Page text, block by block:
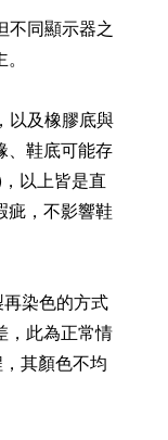
不同顯示器之
以及橡膠底與
、鞋底可能存
以上皆是直
疵，不影響鞋
染色的方式
，此為正常情
其顏色不均